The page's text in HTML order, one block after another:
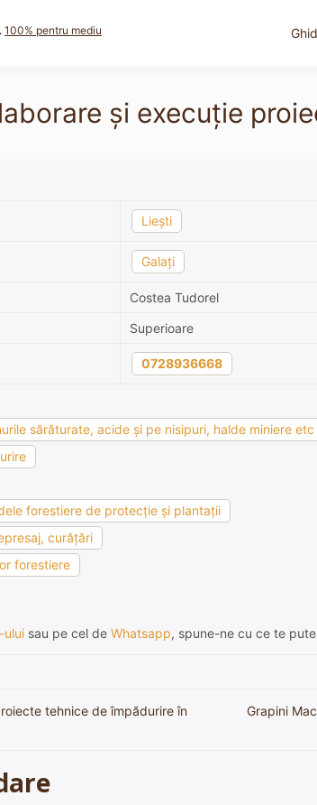
100% pentru mediu
și execuție
Liești
Galați
Costea Tudorel
Superioare
0728936668
sărăturate, acide şi pe nisipuri, halde miniere etc
forestiere de protecţie şi plantaţii
curăţări
forestiere
ului sau pe cel de Whatsapp, spune-ne cu ce te
tehnice de împădurire în
Grapini